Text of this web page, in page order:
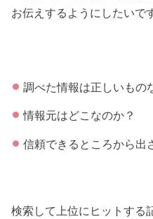
お伝えするようにしたいで
調べた情報は正しいもの
情報元はどこなのか？
信頼できるところから出
検索して上位にヒットする